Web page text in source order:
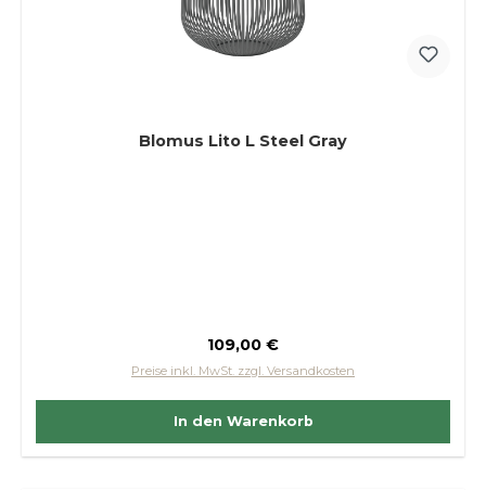
Blomus Lito L Steel Gray
Regulärer Preis:
109,00 €
Preise inkl. MwSt. zzgl. Versandkosten
In den Warenkorb